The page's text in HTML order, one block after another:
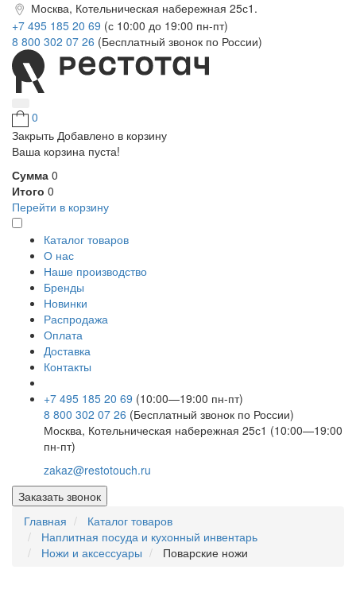
Москва, Котельническая набережная 25с1.
+7 495 185 20 69 (с 10:00 до 19:00 пн-пт)
8 800 302 07 26 (Бесплатный звонок по России)
0
Закрыть Добавлено в корзину
Ваша корзина пуста!
Сумма 0
Итого 0
Перейти в корзину
Каталог товаров
О нас
Наше производство
Бренды
Новинки
Распродажа
Оплата
Доставка
Контакты
+7 495 185 20 69 (10:00—19:00 пн-пт)
8 800 302 07 26 (Бесплатный звонок по России)
Москва, Котельническая набережная 25с1 (10:00—19:00
пн-пт)
zakaz@restotouch.ru
Заказать звонок
Главная
Каталог товаров
Наплитная посуда и кухонный инвентарь
Ножи и аксессуары
Поварские ножи